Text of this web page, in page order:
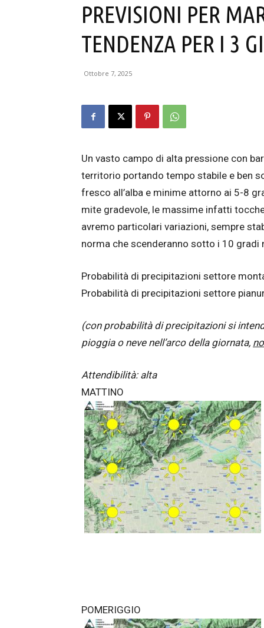
PREVISIONI PER
TENDENZA PER I 3
Ottobre 7, 2025
Un vasto campo di alta pressione con
territorio portando tempo stabile e ben
fresco all’alba e minime attorno ai 5-8
mite gradevole, le massime infatti
avremo particolari variazioni, sempre
norma che scenderanno sotto i 10 gradi
Probabilità di precipitazioni settore
Probabilità di precipitazioni settore
(con probabilità di precipitazioni si
pioggia o neve nell’arco della giornata,
Attendibilità: alta
MATTINO
POMERIGGIO